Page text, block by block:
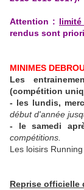
Attention :
rendus sont
MINIMES
Les
(compétition
- les lundis,
début d'année
- le samedi
compétitions.
Les loisirs
Reprise officielle